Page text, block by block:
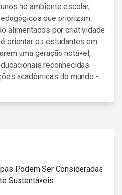
no ambiente escolar,
que priorizam
alimentados por criatividade
orientar os estudantes em
uma geração notável,
reconhecidas
acadêmicas do mundo -
Podem Ser Consideradas
Sustentáveis